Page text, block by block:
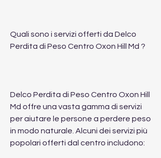
Quali sono i servizi offerti da Delco
Perdita di Peso Centro Oxon Hill Md ?
Delco Perdita di Peso Centro Oxon Hill
Md offre una vasta gamma di servizi
per aiutare le persone a perdere peso
in modo naturale. Alcuni dei servizi più
popolari offerti dal centro includono: